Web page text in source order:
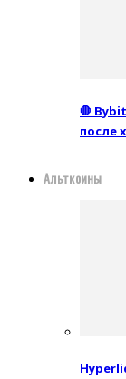
🛑
после
Альткоины